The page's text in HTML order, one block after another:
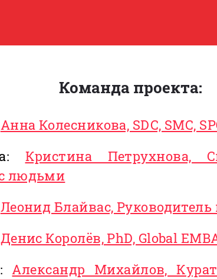
Команда проекта:
Анна Колесникова, SDC, SMC,
Кристина Петрухнова,
людьми
Леонид Блайвас,
Денис Королёв, PhD, Global
Александр Михайлов,